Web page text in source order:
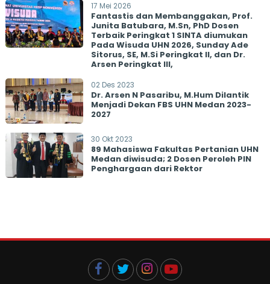
17 Mei 2026
Fantastis dan Membanggakan, Prof.
Junita Batubara, M.Sn, PhD Dosen
Terbaik Peringkat 1 SINTA diumukan
Pada Wisuda UHN 2026, Sunday Ade
Sitorus, SE, M.Si Peringkat II, dan Dr.
Arsen Peringkat III,
02 Des 2023
Dr. Arsen N Pasaribu, M.Hum Dilantik
Menjadi Dekan FBS UHN Medan 2023-
2027
30 Okt 2023
89 Mahasiswa Fakultas Pertanian UHN
Medan diwisuda; 2 Dosen Peroleh PIN
Penghargaan dari Rektor